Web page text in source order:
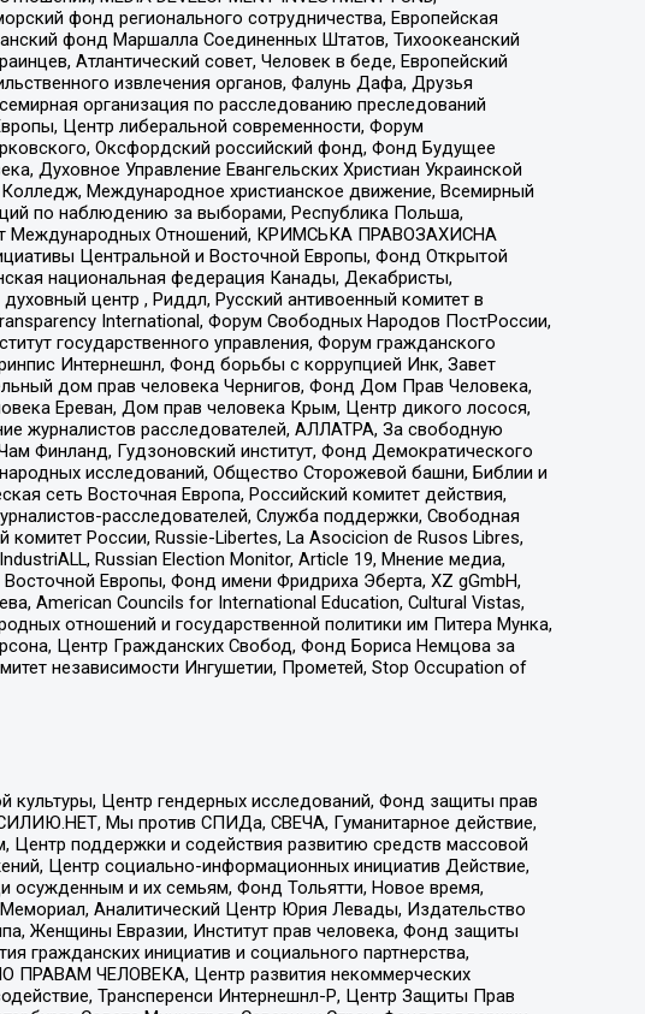
фонд регионального сотрудничества, Европейская
фонд Маршалла Соединенных Штатов, Тихоокеанский
Атлантический совет, Человек в беде, Европейский
извлечения органов, Фалунь Дафа, Друзья
организация по расследованию преследований
Центр либеральной современности, Форум
Оксфордский российский фонд, Фонд Будущее
Духовное Управление Евангельских Христиан Украинской
Международное христианское движение, Всемирный
по наблюдению за выборами, Республика Польша,
Международных Отношений, КРИМСЬКА ПРАВОЗАХИСНА
Центральной и Восточной Европы, Фонд Открытой
национальная федерация Канады, Декабристы,
центр , Риддл, Русский антивоенный комитет в
International, Форум Свободных Народов ПостРоссии,
государственного управления, Форум гражданского
Интернешнл, Фонд борьбы с коррупцией Инк, Завет
дом прав человека Чернигов, Фонд Дом Прав Человека,
Ереван, Дом прав человека Крым, Центр дикого лосося,
журналистов расследователей, АЛЛАТРА, За свободную
Финланд, Гудзоновский институт, Фонд Демократического
исследований, Общество Сторожевой башни, Библии и
сеть Восточная Европа, Российский комитет действия,
расследователей, Служба поддержки, Свободная
России, Russie-Libertes, La Asocicion de Rusos Libres,
Russian Election Monitor, Article 19, Мнение медиа,
Европы, Фонд имени Фридриха Эберта, XZ gGmbH,
American Councils for International Education, Cultural Vistas,
отношений и государственной политики им Питера Мунка,
Центр Гражданских Свобод, Фонд Бориса Немцова за
независимости Ингушетии, Прометей, Stop Occupation of
культуры, Центр гендерных исследований, Фонд защиты прав
Мы против СПИДа, СВЕЧА, Гуманитарное действие,
Центр поддержки и содействия развитию средств массовой
Центр социально-информационных инициатив Действие,
осужденным и их семьям, Фонд Тольятти, Новое время,
Аналитический Центр Юрия Левады, Издательство
Женщины Евразии, Институт прав человека, Фонд защиты
гражданских инициатив и социального партнерства,
ПРАВАМ ЧЕЛОВЕКА, Центр развития некоммерческих
Трансперенси Интернешнл-Р, Центр Защиты Прав